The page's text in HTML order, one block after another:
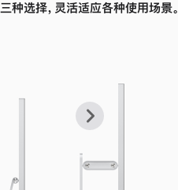
面
面
三种选择，灵活适应各种使用场景。
上
张
下
张